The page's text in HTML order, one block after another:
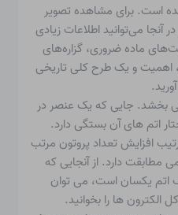
شناخته شده است. برای مشاهده تصویر
آنجا می‌توانید اطلاعات زیادی
ماده ضروری، گزاره‌های
اهمیت و یک طرح کلی تاریخی
بخشد. جایی که یک عنصر در
اتم های آن بستگی دارد.
افزایش تعداد پروتون مرتب
مطابقت دارد. از آنجایی که
اتم یکسان است، می توان
الکترون ها را بخوانید.